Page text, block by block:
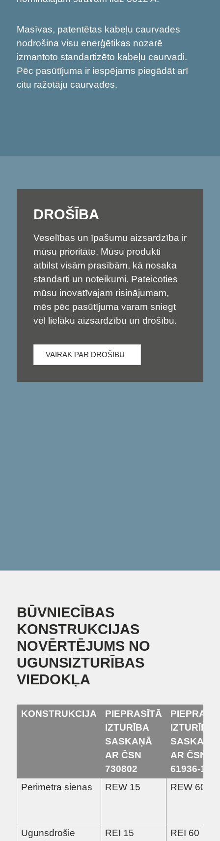
Masīvas, patentētas kabeļu caurvades
nodrošina visu enerģētikas nozarē
izmantoto standartizēto kabeļu caurvadi.
Pēc pasūtījuma ir iespējams piegādāt arī
citu ražotāju caurvades.
DROŠĪBA
Veselības un īpašumu aizsardzība ir
mūsu prioritāte. Mūsu produkti
atbilst visām prasībām, kā nosaka
standarti un noteikumi. Pateicoties
mūsu inovatīvajam risinājumam,
mēs pēc pasūtījuma varam sniegt
vēl lielāku aizsardzību un drošību.
VAIRĀK PAR DROŠĪBU
BŪVNIECĪBAS
KONSTRUKCIJAS
NOVĒRTĒJUMS NO
UGUNSIZTURĪBAS
VIEDOKĻA
KONSTRUKCIJA
PIEPRASĪTĀ
IZTURĪBA
SASKAŅĀ
AR ČSN
730802
IZTURĪBA
SASKAŅĀ
AR ČSN
61936-1
Perimetra sienas
REW 15 REW 60
Ugunsdrošie
REI 15 REI 60